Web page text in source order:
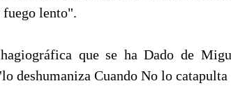
fuego lento".
que se ha Dado de
deshumaniza Cuando No lo